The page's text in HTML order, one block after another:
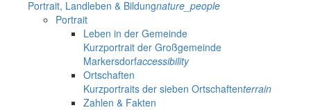
Portrait, Landleben & Bildungnature_people
Portrait
Leben in der Gemeinde
Kurzportrait der Großgemeinde
Markersdorfaccessibility
Ortschaften
Kurzportraits der sieben Ortschaftenterrain
Zahlen & Fakten